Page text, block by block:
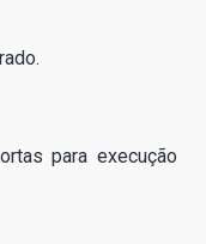
para execução